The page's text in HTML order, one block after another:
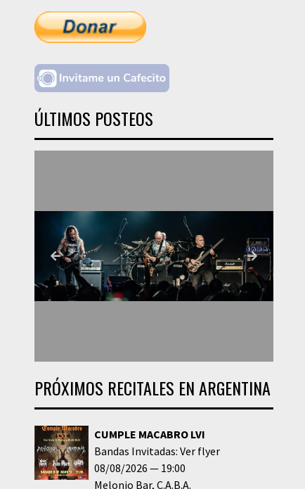
ÚLTIMOS POSTEOS
PRÓXIMOS RECITALES EN ARGENTINA
CUMPLE MACABRO LVI
Bandas Invitadas: Ver flyer
08/08/2026
19:00
Melonio Bar C.A.B.A.